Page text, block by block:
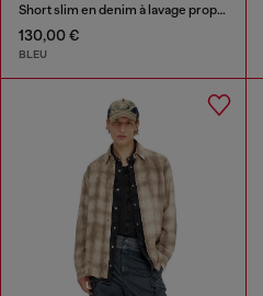
Short slim en denim à lavage propre
130,00 €
BLEU